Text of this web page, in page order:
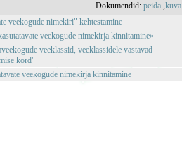
Dokumendid:peida ,kuva
veekogude nimekiri" kehtestamine
veekogude nimekirja kinnitamine»
veeklassid, veeklassidele vastavad
kord"
veekogude nimekirja kinnitamine